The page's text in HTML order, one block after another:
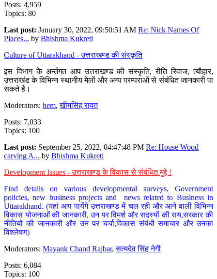
Posts: 4,959
Topics: 80
Last post: January 30, 2022, 09:50:51 AM Re: Nick Names Of
Places... by Bhishma Kukreti
Culture of Uttarakhand - उत्तराखण्ड की संस्कृति
इस विभाग के अर्न्तगत आप उत्तराखण्ड की संस्कृति, रीति रिवाज, त्यौहार,
उत्तराखंड के विभिन्न स्थानीय मेलों और अन्य परम्पराओं से संबंधित जानकारी पा
सकते है।
Moderators: hem,खीमसिंह रावत
Posts: 7,033
Topics: 100
Last post: September 25, 2022, 04:47:48 PM Re: House Wood
carving A... by Bhishma Kukreti
Development Issues - उत्तराखण्ड के विकास से संबंधित मुद्दे !
Find details on various developmental surveys, Government
policies, new business projects and news related to Business in
Uttarakhand. (यहां आप पायेंगे उत्तराखण्ड में चल रही और आने वाली विभिन्न
विकास योजनाओं की जानकारी, उन पर विमर्श और सदस्यों की राय,सरकार की
नीतियों की जानकारी और उन पर चर्चा,विकास संबंधी समाचार और उनका
विश्लेषण)
Moderators: Mayank Chand Rajbar,सत्यदेव सिंह नेगी
Posts: 6,084
Topics: 100